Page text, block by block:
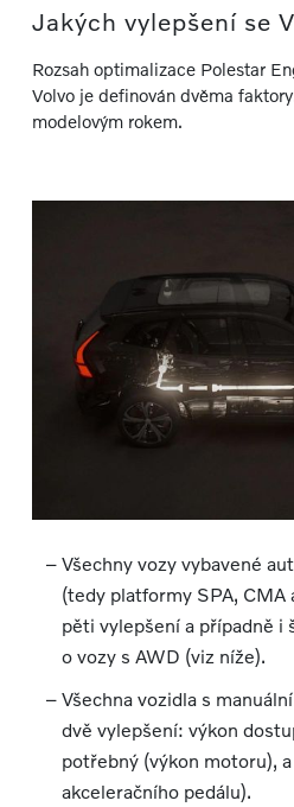
Jakých vylepšení se
Rozsah optimalizace Polestar
Volvo je definován dvěma
modelovým rokem.
Všechny vozy vybavené
(tedy platformy SPA, CMA
pěti vylepšení a případně i
o vozy s AWD (viz níže).
Všechna vozidla s
dvě vylepšení: výkon
potřebný (výkon motoru),
akceleračního pedálu).